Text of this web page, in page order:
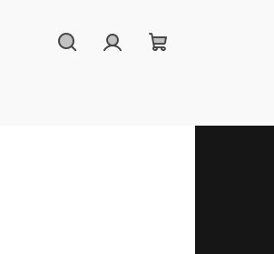
košík